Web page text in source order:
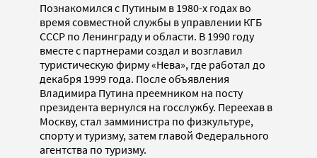
Познакомился с Путиным в 1980-х годах во
время совместной службы в управлении КГБ
СССР по Ленинграду и области. В 1990 году
вместе с партнерами создал и возглавил
туристическую фирму «Нева», где работал до
декабря 1999 года. После объявления
Владимира Путина преемником на посту
президента вернулся на госслужбу. Переехав в
Москву, стал замминистра по физкультуре,
спорту и туризму, затем главой Федерального
агентства по туризму.